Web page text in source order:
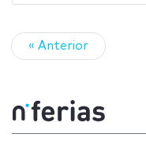
« Anterior